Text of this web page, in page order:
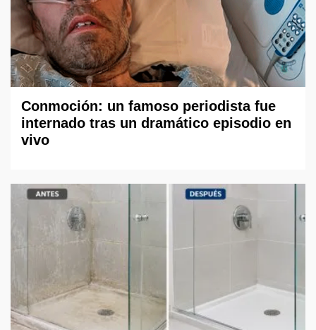
Conmoción: un famoso periodista fue
internado tras un dramático episodio en
vivo